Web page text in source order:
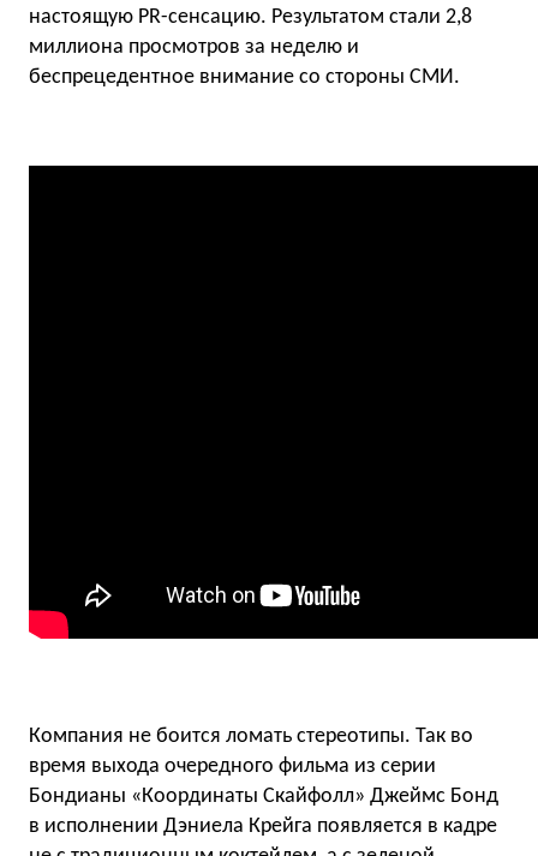
настоящую PR-сенсацию. Результатом стали 2,8
миллиона просмотров за неделю и
беспрецедентное внимание со стороны СМИ.
Компания не боится ломать стереотипы. Так во
время выхода очередного фильма из серии
Бондианы «Координаты Скайфолл» Джеймс Бонд
в исполнении Дэниела Крейга появляется в кадре